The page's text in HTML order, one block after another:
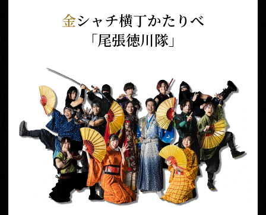
金シャチ横丁かたりべ
「尾張徳川隊」